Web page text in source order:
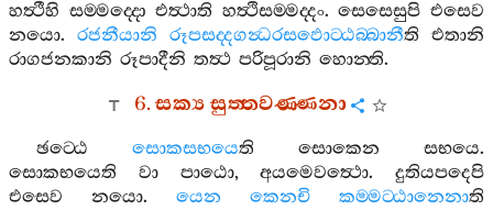
හත්‍ථීහි සම‍්මද‍්දො එත්‍ථාති හත්‍ථිසම‍්මද‍්දං.සෙසෙසුපි එසෙව
නයො. රජනීයානි රූපසද‍්දගන්‍ධරසඵොට‍්ඨබ‍්බානීති
එතානි
රාගජනකානි රූපාදීනි තත්‍ථ පරිපූරානි හොන‍්ති.
6.සක්‍යසුත‍්තවණ‍්ණනා
ඡට‍්ඨෙ සොකසභයෙති සොකෙන සභයෙ.
සොකභයෙති
වා පාඨො,අයමෙවත්‍ථො. දුතියපදෙපි
එසෙව
නයො. යෙන කෙනචි කම‍්මට‍්ඨානෙනාති